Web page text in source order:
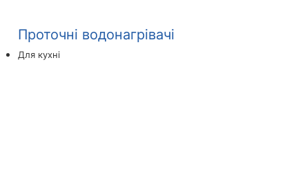
Проточні водонагрівачі
Для кухні